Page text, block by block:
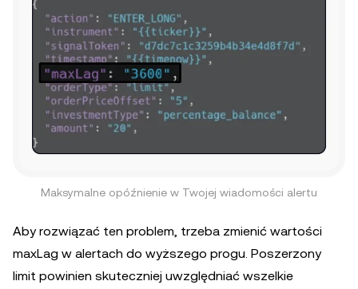
Maksymalne opóźnienie w Twojej wiadomości alertu
Aby rozwiązać ten problem, trzeba zmienić wartości
maxLag w alertach do wyższego progu. Poszerzony
limit powinien skuteczniej uwzględniać wszelkie